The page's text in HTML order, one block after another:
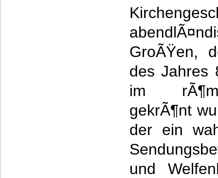
GroÃŸen,
des Jahres
im
gekrÃ¶nt
der ein
und